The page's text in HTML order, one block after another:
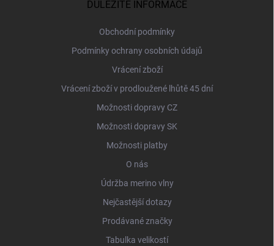
DŮLEŽITÉ INFORMACE
Obchodní podmínky
Podmínky ochrany osobních údajů
Vrácení zboží
Vrácení zboží v prodloužené lhůtě 45 dní
Možnosti dopravy CZ
Možnosti dopravy SK
Možnosti platby
O nás
Údržba merino vlny
Nejčastější dotazy
Prodávané značky
Tabulka velikostí